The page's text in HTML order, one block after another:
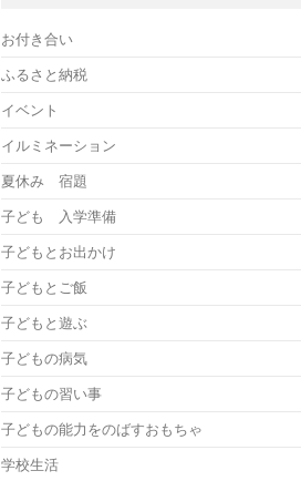
お付き合い
ふるさと納税
イベント
イルミネーション
夏休み 宿題
子ども 入学準備
子どもとお出かけ
子どもとご飯
子どもと遊ぶ
子どもの病気
子どもの習い事
子どもの能力をのばすおもちゃ
学校生活